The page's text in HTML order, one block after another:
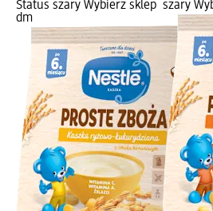
Status szary Wybierz sklep
dm
szary